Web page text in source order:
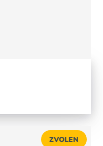
ZVOLEN